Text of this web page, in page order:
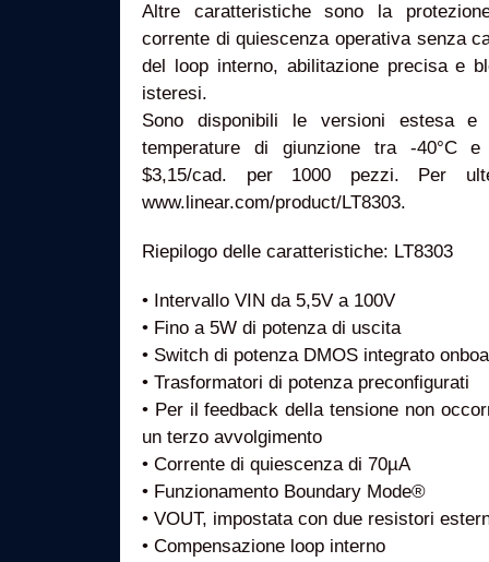
Altre caratteristiche sono la
corrente di quiescenza operativa senza
del loop interno, abilitazione precisa e
isteresi.
Sono disponibili le versioni estesa
temperature di giunzione tra -40°C
$3,15/cad. per 1000 pezzi. Per
www.linear.com/product/LT8303.
Riepilogo delle caratteristiche: LT8303
• Intervallo VIN da 5,5V a 100V
• Fino a 5W di potenza di uscita
• Switch di potenza DMOS integrato
• Trasformatori di potenza preconfigurati
• Per il feedback della tensione non
un terzo avvolgimento
• Corrente di quiescenza di 70µA
• Funzionamento Boundary Mode®
• VOUT, impostata con due resistori
• Compensazione loop interno